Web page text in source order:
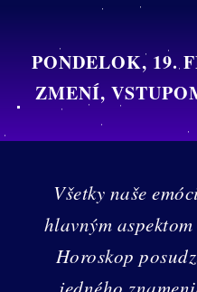
PONDELOK, 19.
ZMENÍ,
Všetky naše
hlavným
Horoskop